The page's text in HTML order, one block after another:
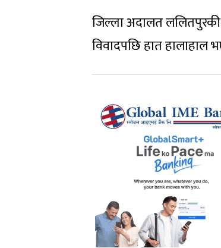
जिल्ला अदालत ललितपुरकी
विवादपछि हात हालाहाल